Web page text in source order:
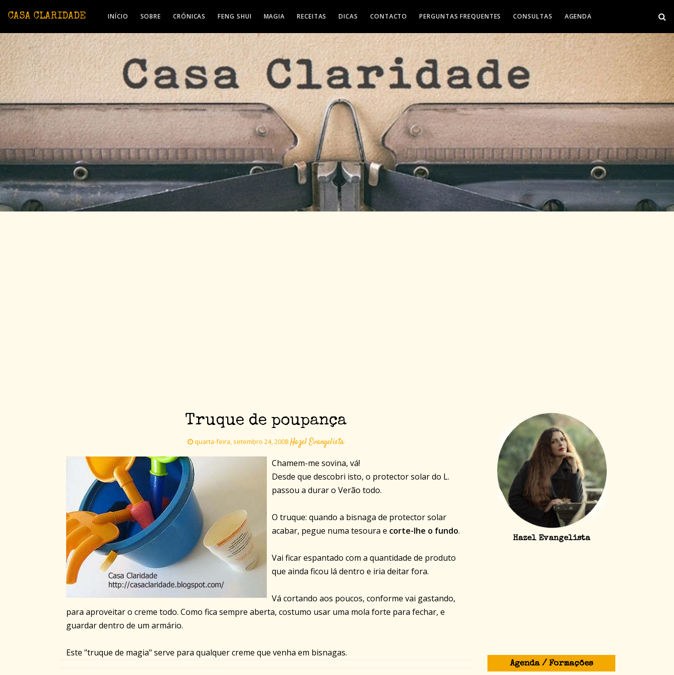
CASA CLARIDADE INÍCIO SOBRE CRÓNICAS FENG SHUI MAGIA RECEITAS DICAS CONTACTO PERGUNTAS FREQUENTES CONSULTAS AGENDA
Truque de poupança
quarta-feira, setembro 24, 2008Hazel Evangelista
Chamem-me sovina, vá!
Desde que descobri isto, o protector solar do L.
passou a durar o Verão todo.
O truque: quando a bisnaga de protector solar
acabar, pegue numa tesoura e corte-lhe o fundo.
Vai ficar espantado com a quantidade de produto
que ainda ficou lá dentro e iria deitar fora.
Vá cortando aos poucos, conforme vai gastando,
para aproveitar o creme todo. Como fica sempre aberta, costumo usar uma mola forte para fechar, e
guardar dentro de um armário.
Este "truque de magia" serve para qualquer creme que venha em bisnagas.
Hazel Evangelista
Agenda / Formações